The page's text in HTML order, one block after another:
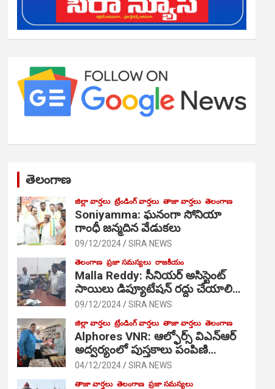
తెలంగాణ
జిల్లా వార్తలు ట్రేండింగ్ వార్తలు తాజా వార్తలు తెలంగాణ
Soniyamma: ఘ‌నంగా సోనియా
గాంధీ జ‌న్మ‌దిన వేడుక‌లు
09/12/2024 SIRA NEWS
తెలంగాణ ప్రజా సమస్యలు రాజకీయం
Malla Reddy: సీనియర్ అసిస్టెంట్
సాయిలు డిప్యూటేషన్ రద్దు చేయాలి…
09/12/2024 SIRA NEWS
జిల్లా వార్తలు ట్రేండింగ్ వార్తలు తాజా వార్తలు తెలంగాణ
Alphores VNR: ఆల్ఫోర్స్ విఎన్ఆర్
అద్వర్యంలో పుస్తకాలు పంపిణి…
04/12/2024 SIRA NEWS
తాజా వార్తలు తెలంగాణ ప్రజా సమస్యలు